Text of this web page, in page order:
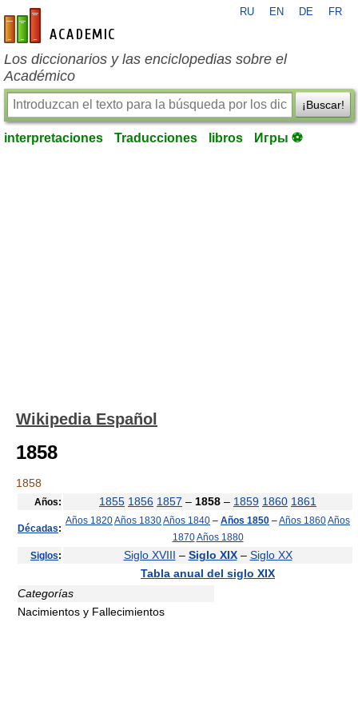
es-academic.com
RU EN DE FR
Los diccionarios y las enciclopedias sobre el
Académico
¡Buscar!
interpretaciones Traducciones libros Игры ⚽
Wikipedia Español
1858
1858
Años: 1855 1856 1857 – 1858 – 1859 1860 1861
Décadas:
Años 1820Años 1830Años 1840 – Años 1850 –Años 1860Años
1870Años 1880
Siglos: Siglo XVIII – Siglo XIX– Siglo XX
Tabla anual del siglo XIX
Categorías
Nacimientos y Fallecimientos